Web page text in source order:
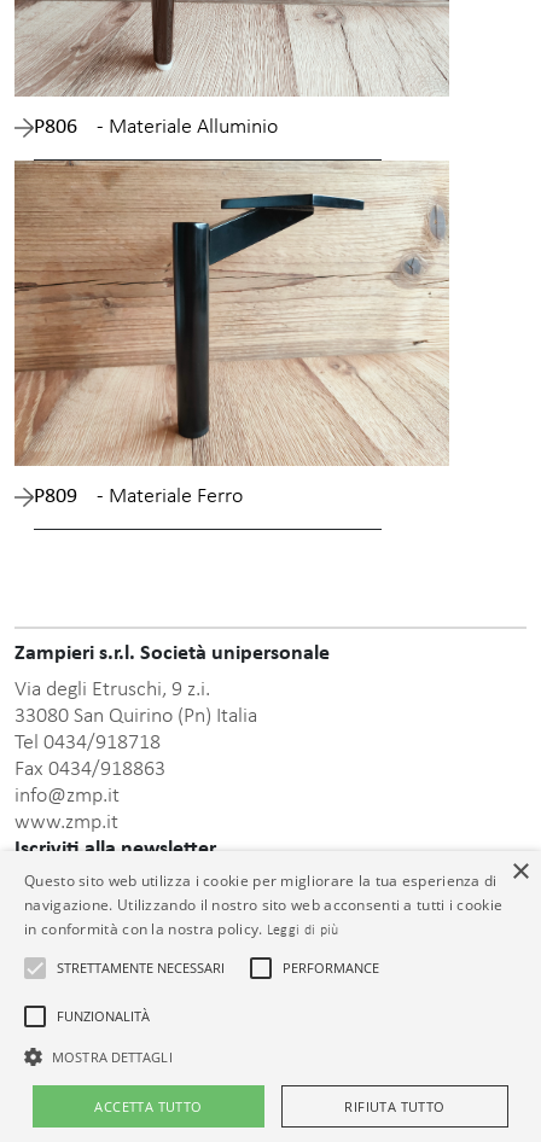
P806 - Materiale Alluminio
P809 - Materiale Ferro
Zampieri s.r.l. Società unipersonale
Via degli Etruschi, 9 z.i.
33080 San Quirino (Pn) Italia
Tel 0434/918718
Fax 0434/918863
info@zmp.it
www.zmp.it
Iscriviti alla newsletter
Inserisci indirizzo Email
Dopo aver preso visione della presente
privacyacconsento al trattamento dei dati personali comunicati.
© Zampieri s.r.l. Unipersonale C.F. e P.IVA 01399000932 Cap. Soc. €
26.000,00 i.v. Reg. Impr. PN 01399000932 R.E.A. PN-73913
×
Questo sito web utilizza i cookie per migliorare la tua esperienza di
navigazione. Utilizzando il nostro sito web acconsenti a tutti i cookie
in conformità con la nostra policy. Leggi di più
STRETTAMENTE NECESSARI PERFORMANCE
FUNZIONALITÀ
MOSTRA DETTAGLI
ACCETTA TUTTO RIFIUTA TUTTO